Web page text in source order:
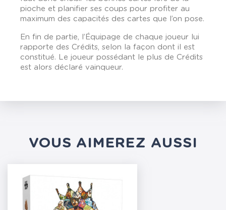
pioche et planifier ses coups pour profiter au
maximum des capacités des cartes que l’on pose.
En fin de partie, l’Équipage de chaque joueur lui
rapporte des Crédits, selon la façon dont il est
constitué. Le joueur possédant le plus de Crédits
est alors déclaré vainqueur.
VOUS AIMEREZ AUSSI